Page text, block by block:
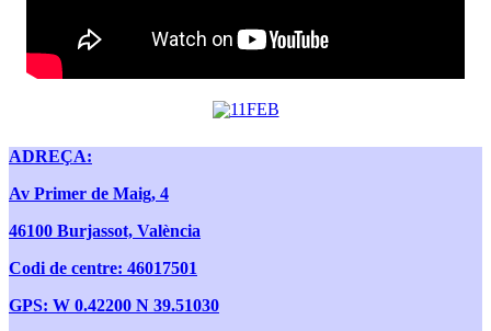
ADREÇA:
Av Primer de Maig, 4
46100 Burjassot, València
Codi de centre: 46017501
GPS: W 0.42200 N 39.51030